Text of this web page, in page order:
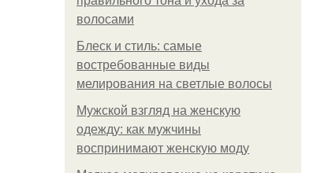
волосами
Блеск и стиль: самые
востребованные виды
мелирования на светлые волосы
Мужской взгляд на женскую
одежду: как мужчины
воспринимают женскую моду